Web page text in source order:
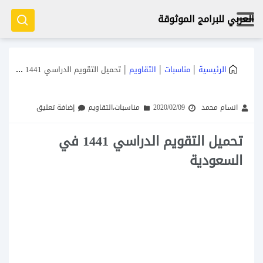
العربي للبرامج الموثوقة
الرئيسية | مناسبات | التقاويم | تحميل التقويم الدراسي 1441 في السعودية
انسام محمد 2020/02/09 مناسبات،التقاويم إضافة تعليق
تحميل التقويم الدراسي 1441 في
السعودية